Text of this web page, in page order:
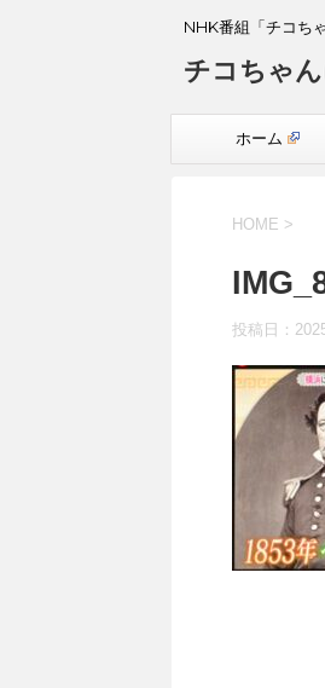
NHK番組「チコち
チコちゃ
ホーム
HOME >
投稿日：